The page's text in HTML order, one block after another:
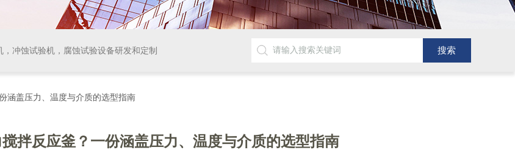
冲蚀试验机，腐蚀试验设备研发和定制
涵盖压力、温度与介质的选型指南
拌反应釜？一份涵盖压力、温度与介质的选型指南